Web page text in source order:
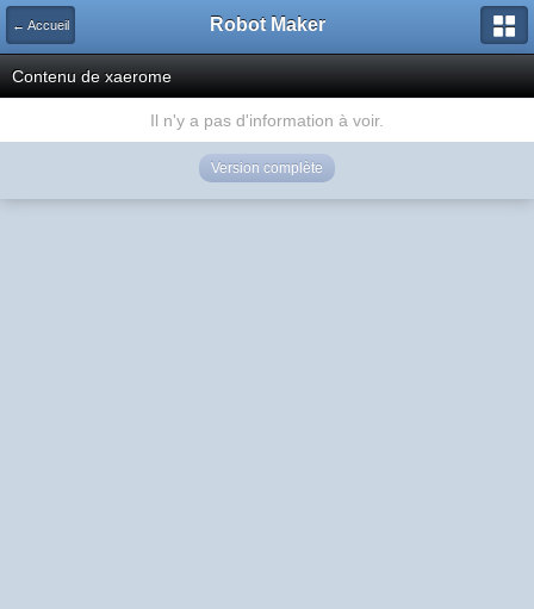
← Accueil Robot Maker
Contenu de xaerome
Il n'y a pas d'information à voir.
Version complète